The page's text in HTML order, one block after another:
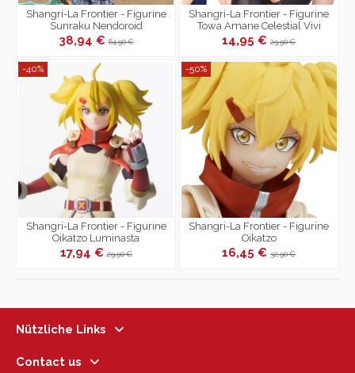
Shangri-La Frontier - Figurine
Sunraku Nendoroid
38,94 €64,90 €
Shangri-La Frontier - Figurine
Towa Amane Celestial Vivi
14,95 €29,90 €
-40%
Shangri-La Frontier - Figurine
Oikatzo Luminasta
17,94 €29,90 €
-50%
Shangri-La Frontier - Figurine
Oikatzo
16,45 €32,90 €
Nützliche Links
Contact us